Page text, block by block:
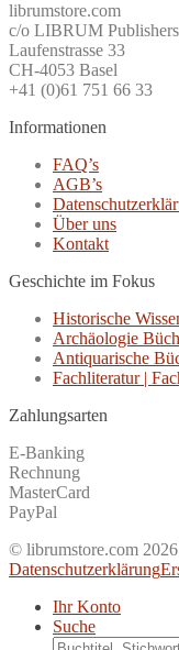
librumstore.com
c/o LIBRUM
Laufenstrasse 33
CH-4053 Basel
+41 (0)61 751 66 33
Informationen
FAQ’s
AGB’s
Über uns
Kontakt
Geschichte im Fokus
Historische
Archäologie
Antiquarische
Fachliteratur |
Zahlungsarten
E-Banking
Rechnung
MasterCard
PayPal
© librumstore.com 2026
Datenschutzerklärung
Ihr Konto
Suche
Suche